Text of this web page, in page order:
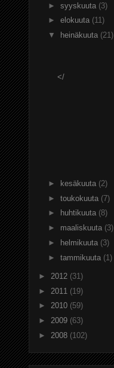
► syyskuuta (3)
► elokuuta (11)
▼
heinäkuuta (21)
</
► kesäkuuta (2)
► toukokuuta (7)
►
huhtikuuta (8)
► maaliskuuta (3)
►
helmikuuta (3)
► tammikuuta (1)
► 2012 (31)
► 2011 (19)
► 2010 (59)
► 2009 (63)
► 2008 (102)